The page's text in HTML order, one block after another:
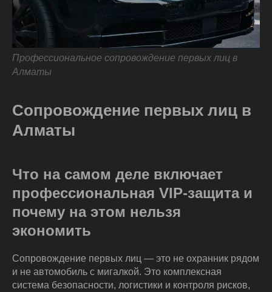
Профессиональное сопровождение первых лиц в
Алматы
Сопровождение первых лиц в
Алматы
Что на самом деле включает
профессиональная VIP-защита и
почему на этом нельзя
экономить
Сопровождение первых лиц — это не охранник рядом
и не автомобиль с мигалкой. Это комплексная
система безопасности, логистики и контроля рисков,